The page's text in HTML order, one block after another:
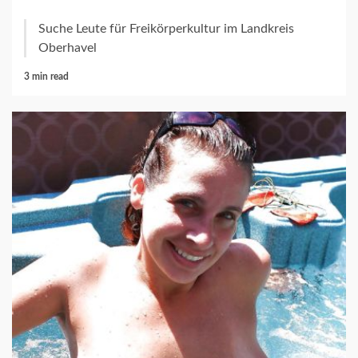
Suche Leute für Freikörperkultur im Landkreis
Oberhavel
3 min read